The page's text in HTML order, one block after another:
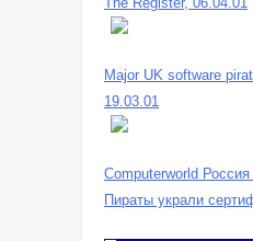
The Register, 06.04.01
Major UK software
19.03.01
Computerworld
Пираты украли